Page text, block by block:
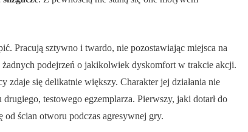
Pracują sztywno i twardo, nie pozostawiając miejsca na
podejrzeń o jakikolwiek dyskomfort w trakcie akcji.
się delikatnie większy. Charakter jej działania nie
testowego egzemplarza. Pierwszy, jaki dotarł do
od ścian otworu podczas agresywnej gry.